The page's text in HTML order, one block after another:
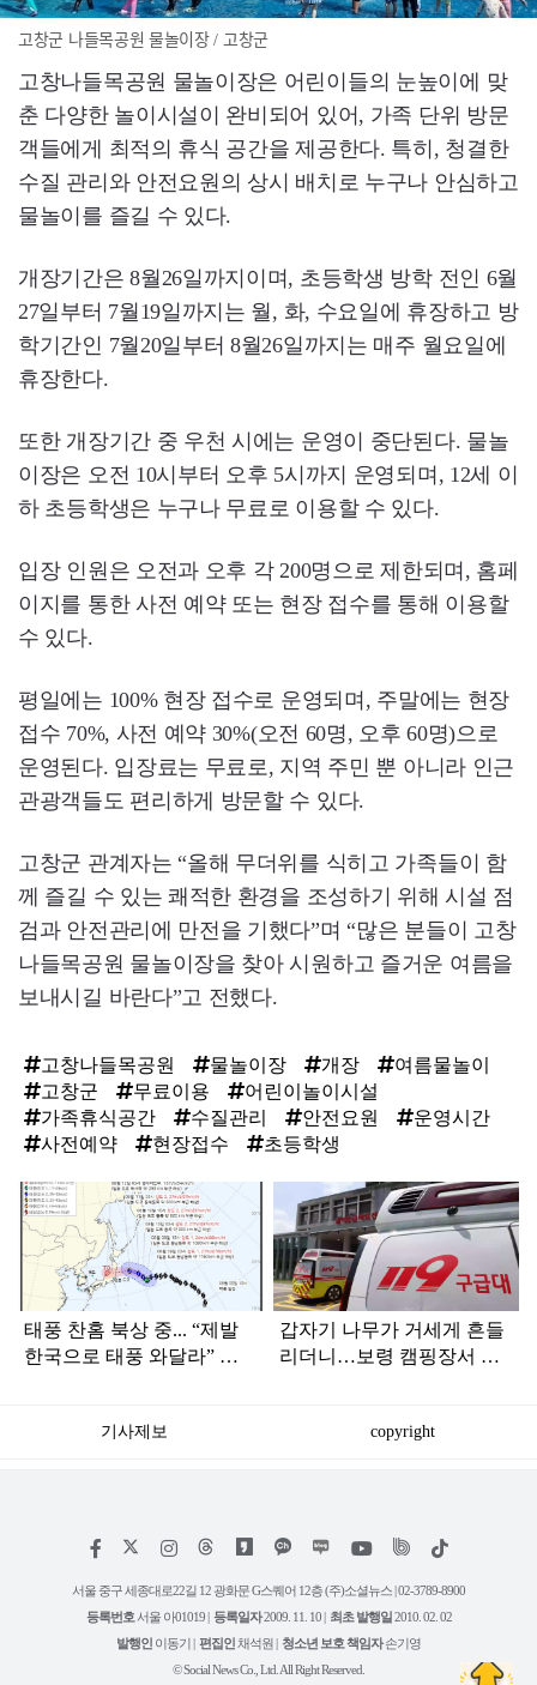
고창군 나들목공원 물놀이장 / 고창군
고창나들목공원 물놀이장은 어린이들의 눈높이에 맞
춘 다양한 놀이시설이 완비되어 있어, 가족 단위 방문
객들에게 최적의 휴식 공간을 제공한다. 특히, 청결한
수질 관리와 안전요원의 상시 배치로 누구나 안심하고
물놀이를 즐길 수 있다.
개장기간은 8월26일까지이며, 초등학생 방학 전인 6월
27일부터 7월19일까지는 월, 화, 수요일에 휴장하고 방
학기간인 7월20일부터 8월26일까지는 매주 월요일에
휴장한다.
또한 개장기간 중 우천 시에는 운영이 중단된다. 물놀
이장은 오전 10시부터 오후 5시까지 운영되며, 12세 이
하 초등학생은 누구나 무료로 이용할 수 있다.
입장 인원은 오전과 오후 각 200명으로 제한되며, 홈페
이지를 통한 사전 예약 또는 현장 접수를 통해 이용할
수 있다.
평일에는 100% 현장 접수로 운영되며, 주말에는 현장
접수 70%, 사전 예약 30%(오전 60명, 오후 60명)으로
운영된다. 입장료는 무료로, 지역 주민 뿐 아니라 인근
관광객들도 편리하게 방문할 수 있다.
고창군 관계자는 “올해 무더위를 식히고 가족들이 함
께 즐길 수 있는 쾌적한 환경을 조성하기 위해 시설 점
검과 안전관리에 만전을 기했다”며 “많은 분들이 고창
나들목공원 물놀이장을 찾아 시원하고 즐거운 여름을
보내시길 바란다”고 전했다.
고창나들목공원 물놀이장 개장
여름물놀이
고창군
무료이용
어린이놀이시설
가족휴식공간
수질관리 안전요원
운영시간
사전예약
현장접수 초등학생
탑
라
인
태풍 찬홈 북상 중... “제발
한국으로 태풍 와달라” 말
갑자기 나무가 거세게 흔들
리더니…보령 캠핑장서 일
기사제보 copyright
페
스
인
타
램
위
트
유
튜
틱
서울 중구 세종대로22길 12 광화문 G스퀘어 12층 (주)소셜뉴스 | 02-3789-8900
등록번호 서울 아01019 | 등록일자2009. 11. 10 | 최초 발행일2010. 02. 02
발행인 이동기 | 편집인채석원 | 청소년 보호 책임자손기영
© Social News Co., Ltd. All Right Reserved.